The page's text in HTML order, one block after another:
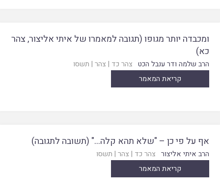
ומכבדה יותר מגופו (תגובה למאמרו של איתי אליצור, צהר
כא)
הרב שלמה ודר ענבל הכט צהר כד | צהר | תשסו
קריאת המאמר
אף על פי כן – "שלא תהא קלה…" (תשובה לתגובה)
הרב איתי אליצור צהר כד | צהר | תשסו
קריאת המאמר